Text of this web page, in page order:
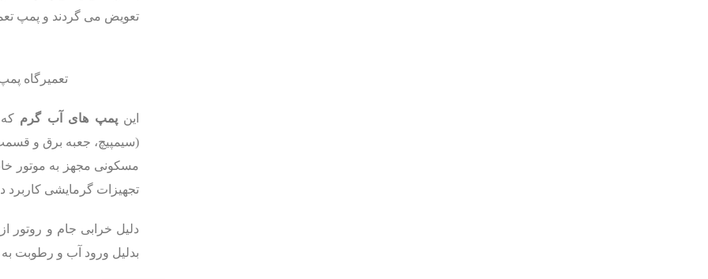
تعویض می گردند و پمپ
تعمیرگاه
اینپمپ های آب گرم
(سیمپیچ، جعبه برق و
مسکونی مجهز به موتور
تجهیزات گرمایشی کاربرد
دلیل خرابی جام و
بدلیل ورود آب و رطوبت